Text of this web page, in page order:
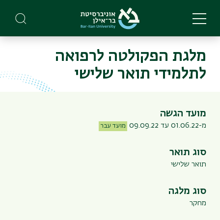
main
מלגת הפקולטה לרפואה
לתלמידי תואר שלישי
מועד הגשה
מ-01.06.22 עד 09.09.22 מועד עבר
סוג תואר
תואר שלישי
סוג מלגה
מחקר